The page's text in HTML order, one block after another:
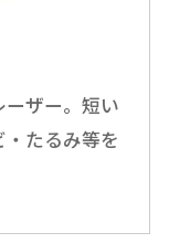
ザー。短い
たるみ等を